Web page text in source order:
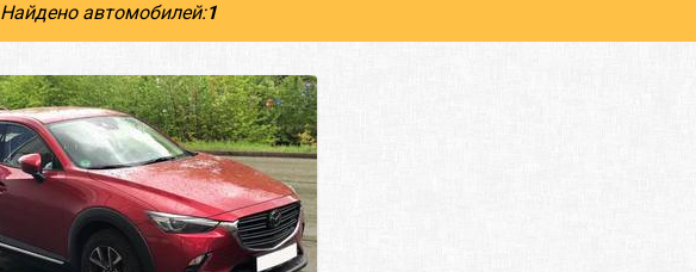
Найдено автомобилей:1